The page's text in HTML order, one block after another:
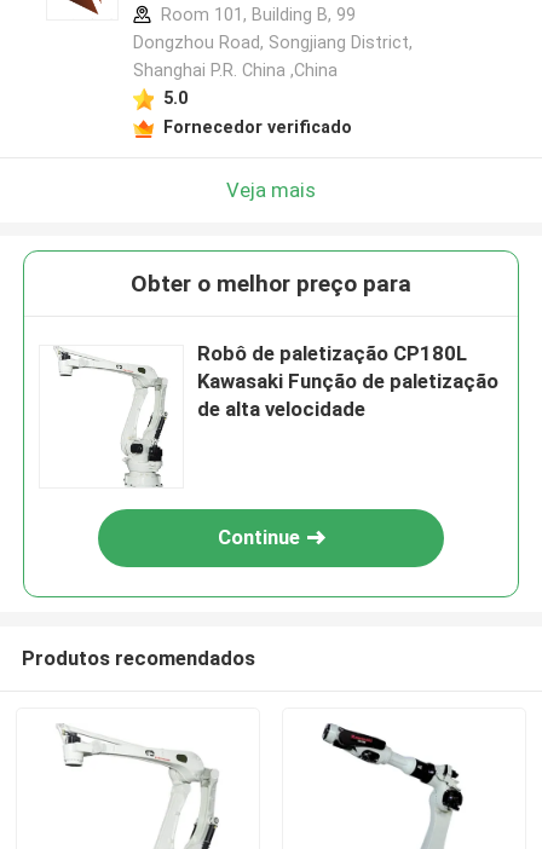
Room 101, Building B, 99
Dongzhou Road, Songjiang District,
Shanghai P.R. China ,China
5.0
Fornecedor verificado
Veja mais
Obter o melhor preço para
Robô de paletização CP180L
Kawasaki Função de paletização
de alta velocidade
Continue
Produtos recomendados